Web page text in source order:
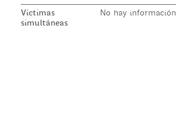
Víctimas
simultáneas
No hay información.